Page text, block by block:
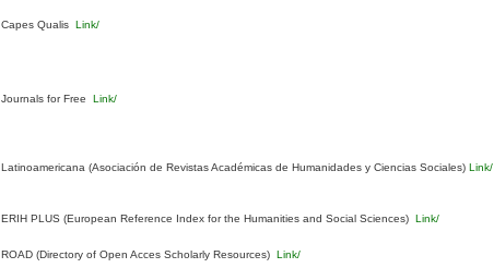
Capes Qualis Link/
Journals for Free Link/
Latinoamericana (Asociación de Revistas Académicas de Humanidades y Ciencias Sociales)Link/
ERIH PLUS (European Reference Index for the Humanities and Social Sciences) Link/
ROAD (Directory of Open Acces Scholarly Resources) Link/